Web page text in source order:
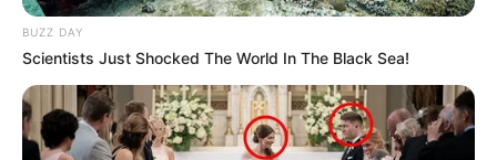
BUZZ DAY
Scientists Just Shocked The World In The Black Sea!